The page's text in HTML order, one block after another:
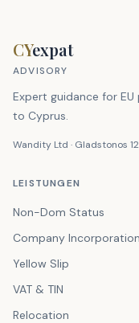
CYexpat
ADVISORY
Expert guidance for
to Cyprus.
Wandity Ltd · Gladstonos
LEISTUNGEN
Non-Dom Status
Company Incorporation
Yellow Slip
VAT & TIN
Relocation